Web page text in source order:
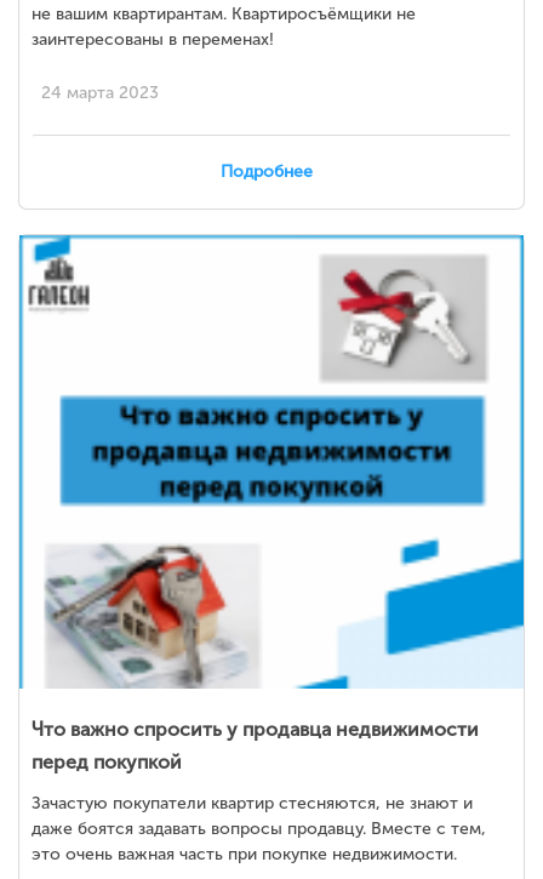
не вашим квартирантам. Квартиросъёмщики не
заинтересованы в переменах!
24 марта 2023
Подробнее
Что важно спросить у продавца недвижимости
перед покупкой
Зачастую покупатели квартир стесняются, не знают и
даже боятся задавать вопросы продавцу. Вместе с тем,
это очень важная часть при покупке недвижимости.